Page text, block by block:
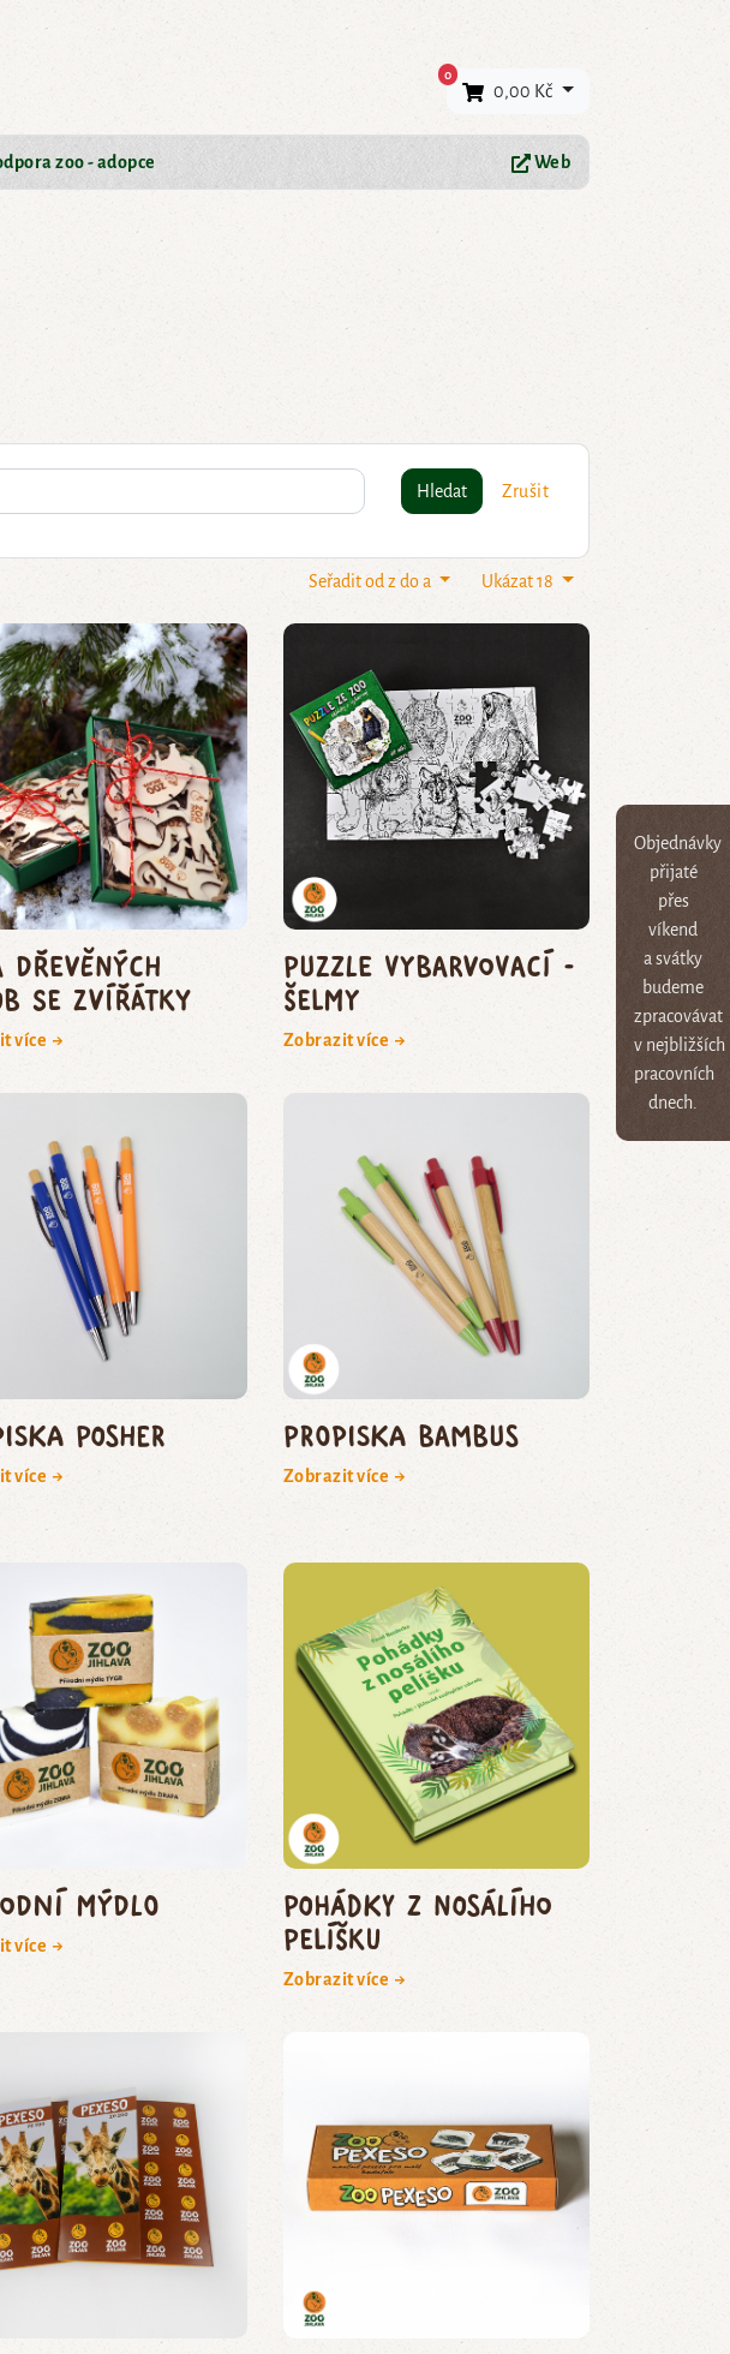
Objednávky
přijaté
přes
víkend
a svátky
budeme
zpracovávat
v nejbližších
pracovních
dnech.
0×
0,00 Kč
zoo - adopce Web
Hledat Zrušit
Ukázat 18
Seřadit od z do a
dřevěných
se zvířátky
více →
Puzzle vybarvovací -
šelmy
Zobrazit více →
Posher
více →
Propiska bambus
Zobrazit více →
mýdlo
více →
Pohádky z nosálího
pelíšku
Zobrazit více →